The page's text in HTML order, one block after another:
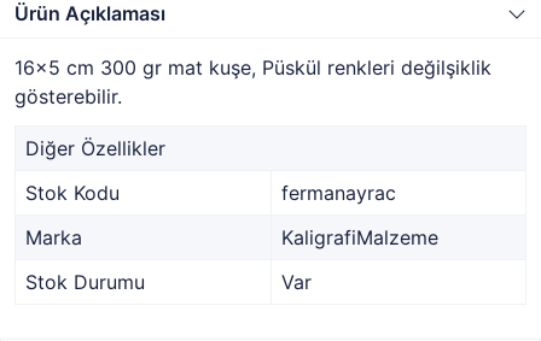
Ürün Açıklaması
16x5 cm 300 gr mat kuşe, Püskül renkleri değilşiklik
gösterebilir.
Diğer Özellikler
Stok Kodu
fermanayrac
Marka
KaligrafiMalzeme
Stok Durumu
Var